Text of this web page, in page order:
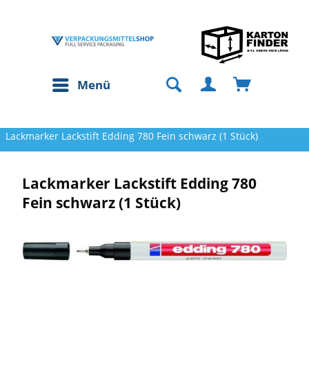
Menü
Lackmarker Lackstift Edding 780 Fein schwarz (1 Stück)
Lackmarker Lackstift Edding 780
Fein schwarz (1 Stück)